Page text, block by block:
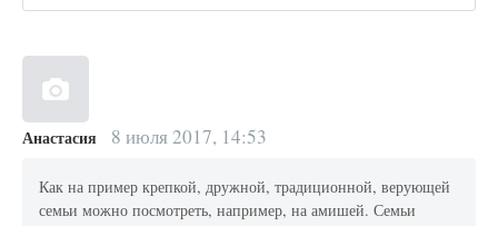
Анастасия 8 июля 2017, 14:53
Как на пример крепкой, дружной, традиционной, верующей
семьи можно посмотреть, например, на амишей. Семьи